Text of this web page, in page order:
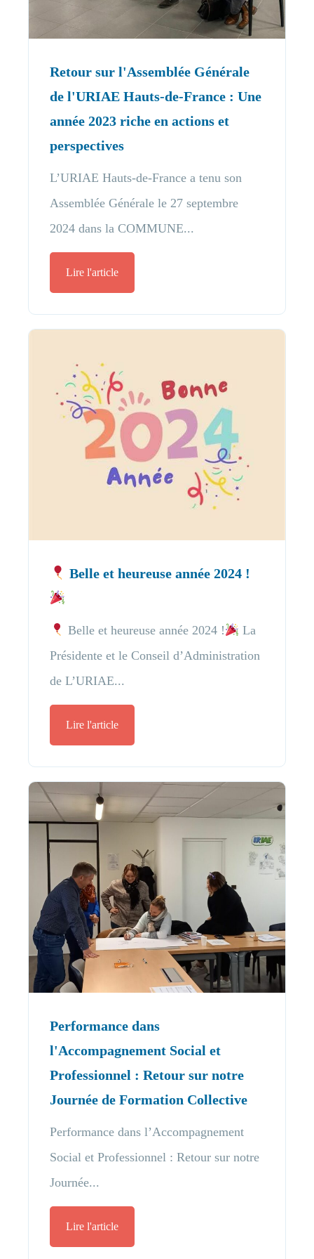
Retour sur l'Assemblée Générale
de l'URIAE Hauts-de-France : Une
année 2023 riche en actions et
perspectives
L’URIAE Hauts-de-France a tenu son
Assemblée Générale le 27 septembre
2024 dans la COMMUNE...
Lire l'article
Belle et heureuse année 2024 !
Belle et heureuse année 2024 !
La
Présidente et le Conseil d’Administration
de L’URIAE...
Lire l'article
Performance dans
l'Accompagnement Social et
Professionnel : Retour sur notre
Journée de Formation Collective
Performance dans l’Accompagnement
Social et Professionnel : Retour sur notre
Journée...
Lire l'article